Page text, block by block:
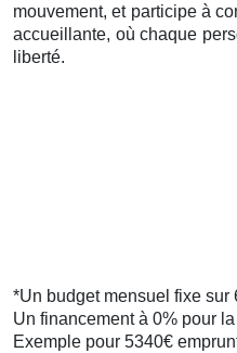
mouvement, et participe à
accueillante, où chaque
liberté.
*Un budget mensuel fixe sur
Un financement à 0% pour
Exemple pour 5340€